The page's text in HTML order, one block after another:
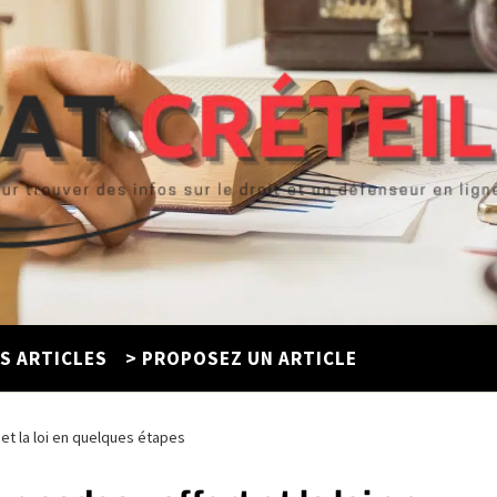
ARTICLES > PROPOSEZ UN ARTICLE
la loi en quelques étapes